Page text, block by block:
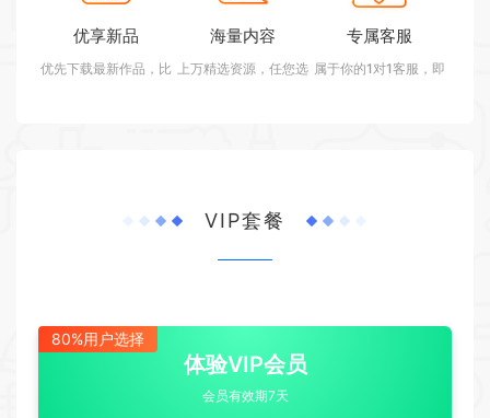
优享新品
优先下载最新作品，比
海量内容
上万精选资源，任您选
专属客服
属于你的1对1客服，即
VIP套餐
80%用户选择
体验VIP会员
会员有效期7天